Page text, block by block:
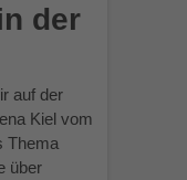
der
auf der
Kiel vom
Thema
über